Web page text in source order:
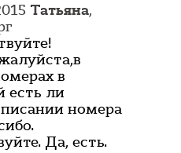
Татьяна,
в
есть ли
номера
Да, есть.